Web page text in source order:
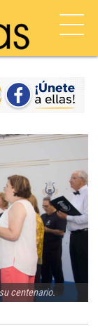
centenario.